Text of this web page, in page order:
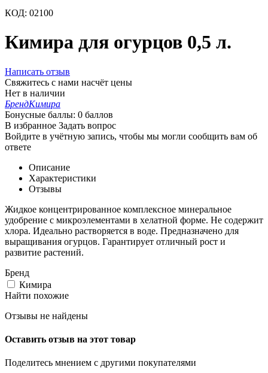
КОД: 02100
Кимира для огурцов 0,5 л.
Написать отзыв
Свяжитесь с нами насчёт цены
Нет в наличии
БрендКимира
Бонусные баллы: 0 баллов
В избранное Задать вопрос
Войдите в учётную запись, чтобы мы могли сообщить вам об
ответе
Описание
Характеристики
Отзывы
Жидкое концентрированное комплексное минеральное
удобрение с микроэлементами в хелатной форме. Не содержит
хлора. Идеально растворяется в воде. Предназначено для
выращивания огурцов. Гарантирует отличный рост и
развитие растений.
Бренд
Кимира
Найти похожие
Отзывы не найдены
Оставить отзыв на этот товар
Поделитесь мнением с другими покупателями